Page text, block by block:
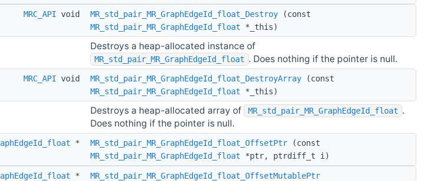
MRC_API void MR_std_pair_MR_GraphEdgeId_float_Destroy (const
MR_std_pair_MR_GraphEdgeId_float *_this)
Destroys a heap-allocated instance of
MR_std_pair_MR_GraphEdgeId_float . Does nothing if the pointer is null.
MRC_API void MR_std_pair_MR_GraphEdgeId_float_DestroyArray (const
MR_std_pair_MR_GraphEdgeId_float *_this)
Destroys a heap-allocated array of MR_std_pair_MR_GraphEdgeId_float .
Does nothing if the pointer is null.
* MR_std_pair_MR_GraphEdgeId_float_OffsetPtr (const
MR_std_pair_MR_GraphEdgeId_float *ptr, ptrdiff_t i)
* MR_std_pair_MR_GraphEdgeId_float_OffsetMutablePtr